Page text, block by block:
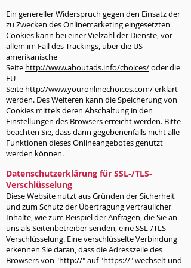
Ein genereller Widerspruch gegen den Einsatz der
zu Zwecken des Onlinemarketing eingesetzten
Cookies kann bei einer Vielzahl der Dienste, vor
allem im Fall des Trackings, über die US-
amerikanische
Seite http://www.aboutads.info/choices/oder die
EU-
Seite http://www.youronlinechoices.com/erklärt
werden. Des Weiteren kann die Speicherung von
Cookies mittels deren Abschaltung in den
Einstellungen des Browsers erreicht werden. Bitte
beachten Sie, dass dann gegebenenfalls nicht alle
Funktionen dieses Onlineangebotes genutzt
werden können.
Datenschutzerklärung für SSL-/TLS-
Verschlüsselung
Diese Website nutzt aus Gründen der Sicherheit
und zum Schutz der Übertragung vertraulicher
Inhalte, wie zum Beispiel der Anfragen, die Sie an
uns als Seitenbetreiber senden, eine SSL-/TLS-
Verschlüsselung. Eine verschlüsselte Verbindung
erkennen Sie daran, dass die Adresszeile des
Browsers von "http://" auf "https://" wechselt und